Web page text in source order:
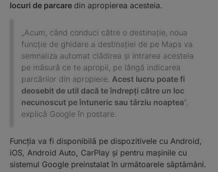
locuri de parcare din apropierea acesteia.
„Acum, când conduci către o destinație, noua
funcție de ghidare a destinației de pe Maps va
semnaliza automat clădirea și intrarea acesteia
pe măsură ce te apropii, pe lângă indicarea
parcărilor din apropiere. Acest lucru poate fi
deosebit de util dacă te îndrepți către un loc
necunoscut pe întuneric sau târziu noaptea”,
explică Google în postare.
Funcția va fi disponibilă pe dispozitivele cu Android,
iOS, Android Auto, CarPlay și pentru mașinile cu
sistemul Google preinstalat în următoarele săptămâni.